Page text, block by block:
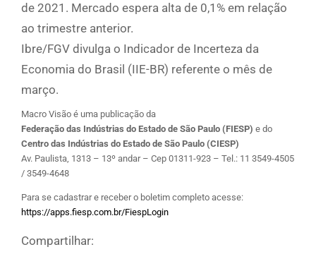
de 2021. Mercado espera alta de 0,1% em relação
ao trimestre anterior.
Ibre/FGV divulga o Indicador de Incerteza da
Economia do Brasil (IIE-BR) referente o mês de
março.
Macro Visão é uma publicação da
Federação das Indústrias do Estado de São Paulo (FIESP) e do
Centro das Indústrias do Estado de São Paulo (CIESP)
Av. Paulista, 1313 – 13º andar – Cep 01311-923 – Tel.: 11 3549-4505
/ 3549-4648
Para se cadastrar e receber o boletim completo acesse:
https://apps.fiesp.com.br/FiespLogin
Compartilhar: